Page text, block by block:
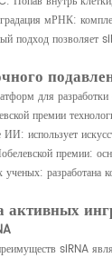
мРНК:
подход позволяет
для
премии
использует
премии:
разработана
siRNA